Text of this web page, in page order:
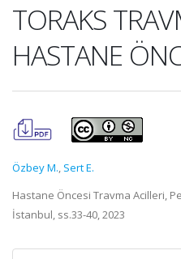
TORAKS
HASTANE
Özbey M., Sert E.
Hastane Öncesi Travma Acilleri,
İstanbul, ss.33-40, 2023